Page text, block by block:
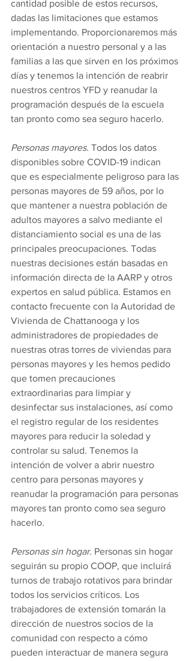
cantidad posible de estos recursos,
dadas las limitaciones que estamos
implementando. Proporcionaremos más
orientación a nuestro personal y a las
familias a las que sirven en los próximos
días y tenemos la intención de reabrir
nuestros centros YFD y reanudar la
programación después de la escuela
tan pronto como sea seguro hacerlo.
Personas mayores. Todos los datos
disponibles sobre COVID-19 indican
que es especialmente peligroso para las
personas mayores de 59 años, por lo
que mantener a nuestra población de
adultos mayores a salvo mediante el
distanciamiento social es una de las
principales preocupaciones. Todas
nuestras decisiones están basadas en
información directa de la AARP y otros
expertos en salud pública. Estamos en
contacto frecuente con la Autoridad de
Vivienda de Chattanooga y los
administradores de propiedades de
nuestras otras torres de viviendas para
personas mayores y les hemos pedido
que tomen precauciones
extraordinarias para limpiar y
desinfectar sus instalaciones, así como
el registro regular de los residentes
mayores para reducir la soledad y
controlar su salud. Tenemos la
intención de volver a abrir nuestro
centro para personas mayores y
reanudar la programación para personas
mayores tan pronto como sea seguro
hacerlo.
Personas sin hogar. Personas sin hogar
seguirán su propio COOP, que incluirá
turnos de trabajo rotativos para brindar
todos los servicios críticos. Los
trabajadores de extensión tomarán la
dirección de nuestros socios de la
comunidad con respecto a cómo
pueden interactuar de manera segura